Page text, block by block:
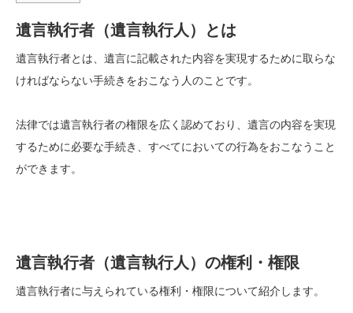
遺言執行者（遺言執行人）とは
遺言執行者とは、遺言に記載された内容を実現するために取らな
ければならない手続きをおこなう人のことです。
法律では遺言執行者の権限を広く認めており、遺言の内容を実現
するために必要な手続き、すべてにおいての行為をおこなうこと
ができます。
遺言執行者（遺言執行人）の権利・権限
遺言執行者に与えられている権利・権限について紹介します。